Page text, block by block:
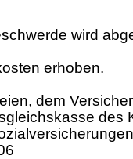
wird
erhoben.
dem
des